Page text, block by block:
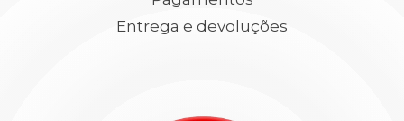
Entrega e devoluções